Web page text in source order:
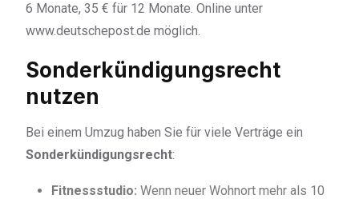
6 Monate, 35 € für 12 Monate. Online unter
www.deutschepost.de möglich.
Sonderkündigungsrecht
nutzen
Bei einem Umzug haben Sie für viele Verträge ein
Sonderkündigungsrecht:
Fitnessstudio: Wenn neuer Wohnort mehr als 10